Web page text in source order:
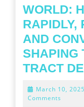
WORLD:
RAPIDLY,
AND
SHAPING
TRACT
March 10, 2025
Comments